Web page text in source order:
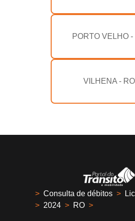
PORTO VELHO -
VILHENA - RO
> Consulta de débitos >
> 2024 > RO >